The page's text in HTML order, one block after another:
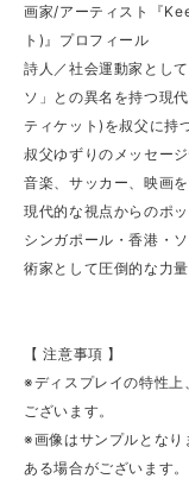
画家/アーティスト『
ト)』プロフィール
詩人／社会運動家とし
ソ」との異名を持つ現
ティケット)を叔父に持
叔父ゆずりのメッセー
音楽、サッカー、映画
現代的な視点からのポッ
シンガポール・香港・
術家として圧倒的な力量
【 注意事項 】
※ディスプレイの特性
ございます。
※画像はサンプルとな
ある場合がございます。